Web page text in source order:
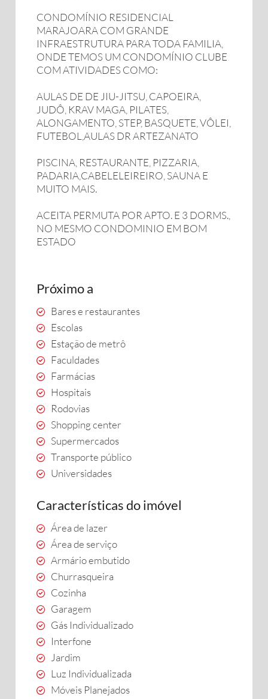
CONDOMÍNIO RESIDENCIAL
MARAJOARA COM GRANDE
INFRAESTRUTURA PARA TODA FAMILIA,
ONDE TEMOS UM CONDOMÍNIO CLUBE
COM ATIVIDADES COMO:
AULAS DE DE JIU-JITSU, CAPOEIRA,
JUDÔ, KRAV MAGA, PILATES,
ALONGAMENTO, STEP, BASQUETE, VÔLEI,
FUTEBOL,AULAS DR ARTEZANATO
PISCINA, RESTAURANTE, PIZZARIA,
PADARIA,CABELELEIREIRO, SAUNA E
MUITO MAIS.
ACEITA PERMUTA POR APTO. E 3 DORMS.,
NO MESMO CONDOMINIO EM BOM
ESTADO
Próximo a
Bares e restaurantes
Escolas
Estação de metrô
Faculdades
Farmácias
Hospitais
Rodovias
Shopping center
Supermercados
Transporte público
Universidades
Características do imóvel
Área de lazer
Área de serviço
Armário embutido
Churrasqueira
Cozinha
Garagem
Gás Individualizado
Interfone
Jardim
Luz Individualizada
Móveis Planejados